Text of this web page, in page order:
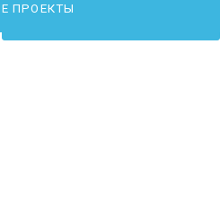
ПРОЕКТЫ